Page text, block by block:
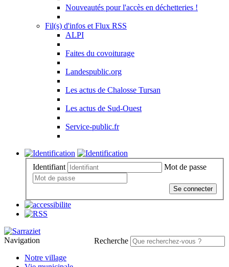
Nouveautés pour l'accès en déchetteries !
Fil(s) d'infos et Flux RSS
ALPI
Faites du covoiturage
Landespublic.org
Les actus de Chalosse Tursan
Les actus de Sud-Ouest
Service-public.fr
Identifiant Mot de passe
Se connecter
Recherche
Navigation
Notre village